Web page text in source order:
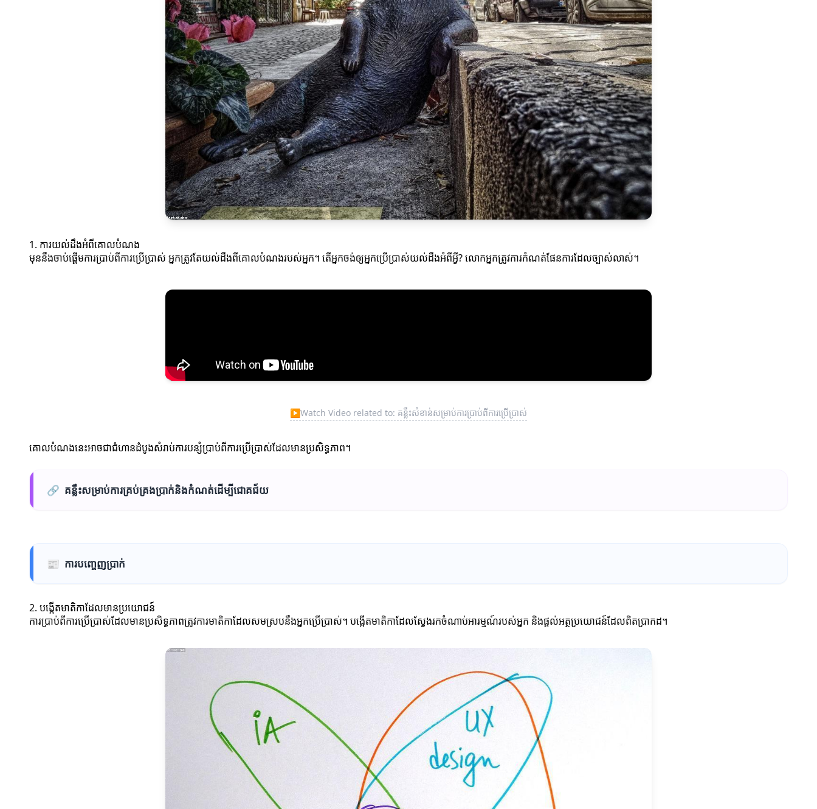
1. ការយល់ដឹងអំពីគោលបំណង
មុននឹងចាប់ផ្តើមការប្រាប់ពីការប្រើប្រាស់ អ្នកត្រូវតែយល់ដឹងពីគោលបំណងរបស់អ្នក។ តើអ្នកចង់ឲ្យអ្នកប្រើប្រាស់យល់ដឹងអំពីអ្វី? លោកអ្នកត្រូវការកំណត់ផែនការដែលច្បាស់លាស់។
▶Watch Video related to: គន្លឹះសំខាន់សម្រាប់ការប្រាប់ពីការប្រើប្រាស់
គោលបំណងនេះអាចជាជំហានដំបូងសំរាប់ការបន្សំប្រាប់ពីការប្រើប្រាស់ដែលមានប្រសិទ្ធភាព។
🔗 គន្លឹះសម្រាប់ការគ្រប់គ្រងប្រាក់និងកំណត់ដើម្បីជោគជ័យ
📰 ការបញ្ចេញប្រាក់
2. បង្កើតមាតិកាដែលមានប្រយោជន៍
ការប្រាប់ពីការប្រើប្រាស់ដែលមានប្រសិទ្ធភាពត្រូវការមាតិកាដែលសមស្របនឹងអ្នកប្រើប្រាស់។ បង្កើតមាតិកាដែលស្វែងរកចំណាប់អារម្មណ៍របស់អ្នក និងផ្តល់អត្ថប្រយោជន៍ដែលពិតប្រាកដ។